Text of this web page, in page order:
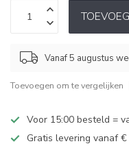
Vanaf 5 augustus
Toevoegen om te vergelijken
Voor 15:00 besteld =
Gratis levering vanaf €